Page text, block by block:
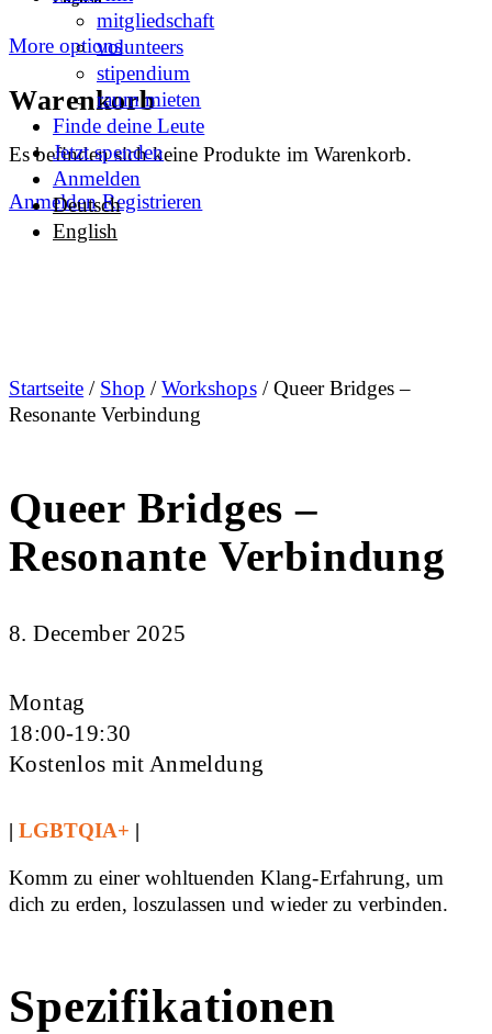
More options
Warenkorb
Es befinden sich keine Produkte im Warenkorb.
Anmelden Registrieren
mitgliedschaft
volunteers
stipendium
raum mieten
Finde deine Leute
Jetzt spenden
Anmelden
Deutsch
English
Startseite / Shop /Workshops/ Queer Bridges –
Resonante Verbindung
Queer Bridges –
Resonante Verbindung
8. December 2025
Montag
18:00-19:30
Kostenlos mit Anmeldung
|LGBTQIA+ |
Komm zu einer wohltuenden Klang-Erfahrung, um
dich zu erden, loszulassen und wieder zu verbinden.
Spezifikationen